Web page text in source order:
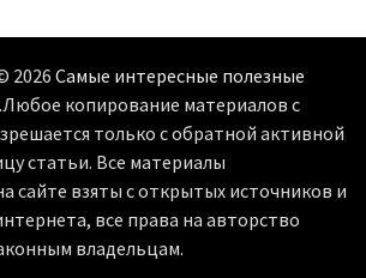
2026 Самые интересные полезные
.Любое копирование материалов с
только с обратной активной
статьи. Все материалы
сайте взяты с открытых источников и
все права на авторство
владельцам.